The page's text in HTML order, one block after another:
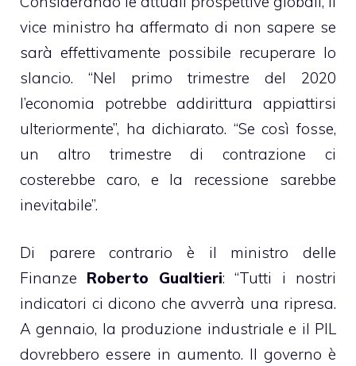
vice ministro ha affermato di non sapere se
sarà effettivamente possibile recuperare lo
slancio. “Nel primo trimestre del 2020
l’economia potrebbe addirittura appiattirsi
ulteriormente”, ha dichiarato. “Se così fosse,
un altro trimestre di contrazione ci
costerebbe caro, e la recessione sarebbe
inevitabile”.
Di parere contrario è il ministro delle
Finanze Roberto Gualtieri: “Tutti i nostri
indicatori ci dicono che avverrà una ripresa.
A gennaio, la produzione industriale e il PIL
dovrebbero essere in aumento. Il governo è